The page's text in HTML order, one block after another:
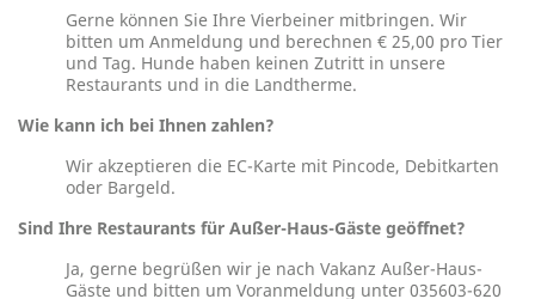
Gerne können Sie Ihre Vierbeiner mitbringen. Wir
bitten um Anmeldung und berechnen € 25,00 pro Tier
und Tag. Hunde haben keinen Zutritt in unsere
Restaurants und in die Landtherme.
Wie kann ich bei Ihnen zahlen?
Wir akzeptieren die EC-Karte mit Pincode, Debitkarten
oder Bargeld.
Sind Ihre Restaurants für Außer-Haus-Gäste geöffnet?
Ja, gerne begrüßen wir je nach Vakanz Außer-Haus-
Gäste und bitten um Voranmeldung unter 035603-620